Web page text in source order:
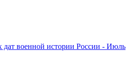
дат военной истории России - Июль